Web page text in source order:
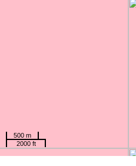
500 m
2000 ft